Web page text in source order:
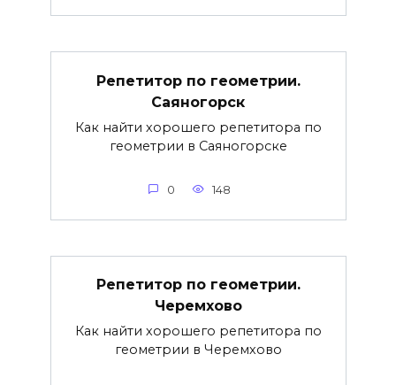
Репетитор по геометрии.
Саяногорск
Как найти хорошего репетитора по
геометрии в Саяногорске
0 148
Репетитор по геометрии.
Черемхово
Как найти хорошего репетитора по
геометрии в Черемхово